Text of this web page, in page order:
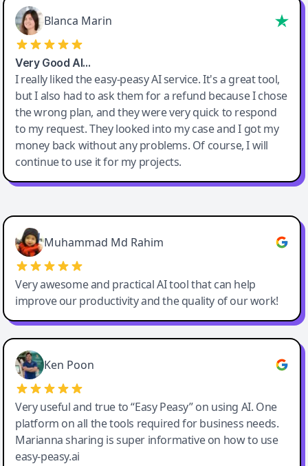
Blanca Marin
Very Good AI…
I really liked the easy-peasy AI service. It's a great tool,
but I also had to ask them for a refund because I chose
the wrong plan, and they were very quick to respond
to my request. They looked into my case and I got my
money back without any problems. Of course, I will
continue to use it for my projects.
Easy-Peasy AI
Muhammad Md Rahim
Very awesome and practical AI tool that can help
improve our productivity and the quality of our work!
Ken Poon
Very useful and true to “Easy Peasy” on using AI. One
platform on all the tools required for business needs.
Marianna sharing is super informative on how to use
easy-peasy.ai